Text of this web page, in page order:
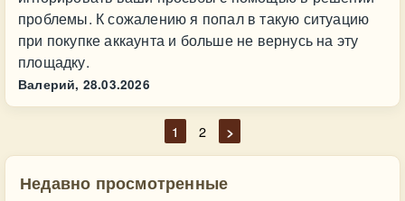
проблемы. К сожалению я попал в такую ситуацию
при покупке аккаунта и больше не вернусь на эту
площадку.
Валерий, 28.03.2026
1 2 >
Недавно просмотренные